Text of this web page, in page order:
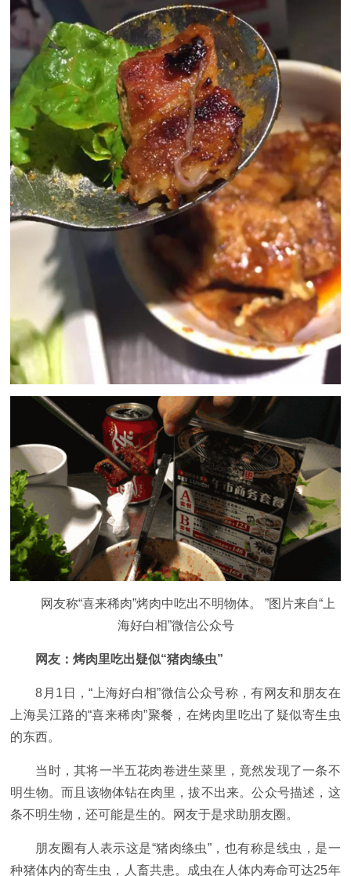
网友称“喜来稀肉”烤肉中吃出不明物体。 ”图片来自“上
海好白相”微信公众号
网友：烤肉里吃出疑似“猪肉绦虫”
8月1日，“上海好白相”微信公众号称，有网友和朋友在
上海吴江路的“喜来稀肉”聚餐，在烤肉里吃出了疑似寄生虫
的东西。
当时，其将一半五花肉卷进生菜里，竟然发现了一条不
明生物。而且该物体钻在肉里，拔不出来。公众号描述，这
条不明生物，还可能是生的。网友于是求助朋友圈。
朋友圈有人表示这是“猪肉绦虫”，也有称是线虫，是一
种猪体内的寄生虫，人畜共患。成虫在人体内寿命可达25年